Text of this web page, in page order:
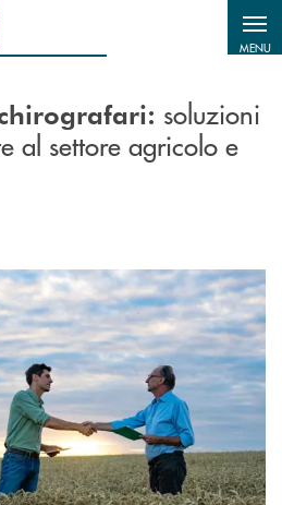
MENU
soluzioni
al settore agricolo e